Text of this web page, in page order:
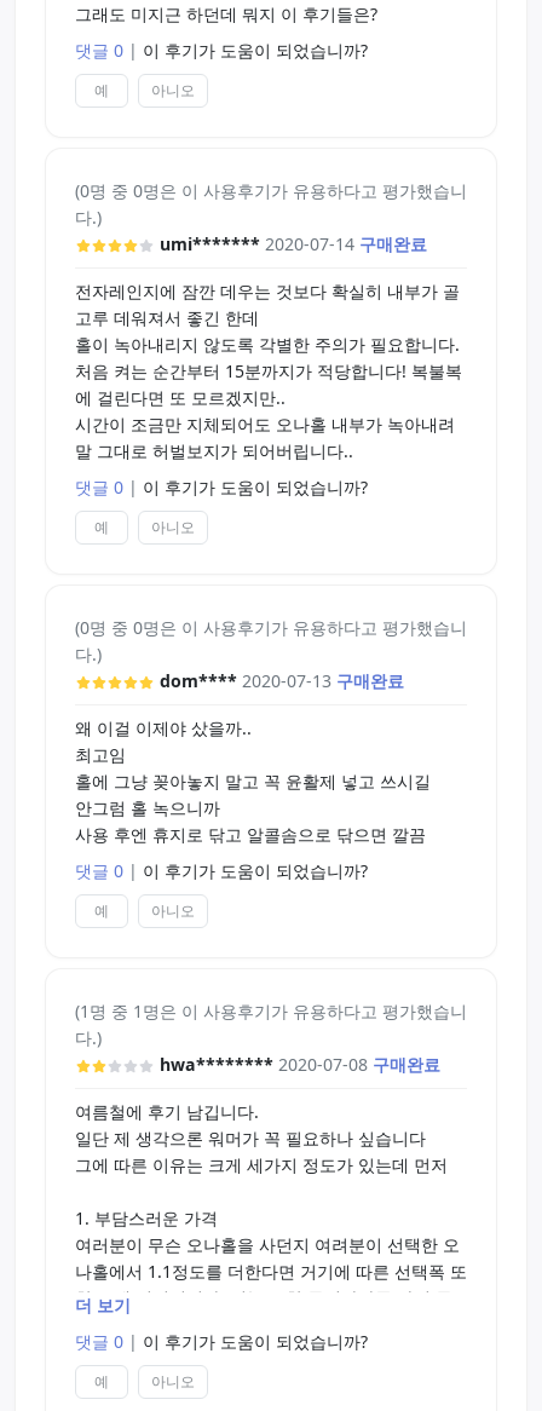
그래도 미지근 하던데 뭐지 이 후기들은?
댓글 0 | 이 후기가 도움이 되었습니까?
예 아니오
(0명 중 0명은 이 사용후기가 유용하다고 평가했습니
다.)
umi******* 2020-07-14 구매완료
전자레인지에 잠깐 데우는 것보다 확실히 내부가 골
고루 데워져서 좋긴 한데
홀이 녹아내리지 않도록 각별한 주의가 필요합니다.
처음 켜는 순간부터 15분까지가 적당합니다! 복불복
에 걸린다면 또 모르겠지만..
시간이 조금만 지체되어도 오나홀 내부가 녹아내려
말 그대로 허벌보지가 되어버립니다..
댓글 0 | 이 후기가 도움이 되었습니까?
예 아니오
(0명 중 0명은 이 사용후기가 유용하다고 평가했습니
다.)
dom**** 2020-07-13 구매완료
왜 이걸 이제야 샀을까..
최고임
홀에 그냥 꽂아놓지 말고 꼭 윤활제 넣고 쓰시길
안그럼 홀 녹으니까
사용 후엔 휴지로 닦고 알콜솜으로 닦으면 깔끔
댓글 0 | 이 후기가 도움이 되었습니까?
예 아니오
(1명 중 1명은 이 사용후기가 유용하다고 평가했습니
다.)
hwa******** 2020-07-08 구매완료
여름철에 후기 남깁니다.
일단 제 생각으론 워머가 꼭 필요하나 싶습니다
그에 따른 이유는 크게 세가지 정도가 있는데 먼저
1. 부담스러운 가격
여러분이 무슨 오나홀을 사던지 여려분이 선택한 오
나홀에서 1.1정도를 더한다면 거기에 따른 선택폭 또
한 크게 넓어집니다. 기능 또한 특별하다곤 하지 못
아깝다라고 말 할 수 있겠네요
2. 애매한 포지션?
더 보기
댓글 0 | 이 후기가 도움이 되었습니까?
예 아니오